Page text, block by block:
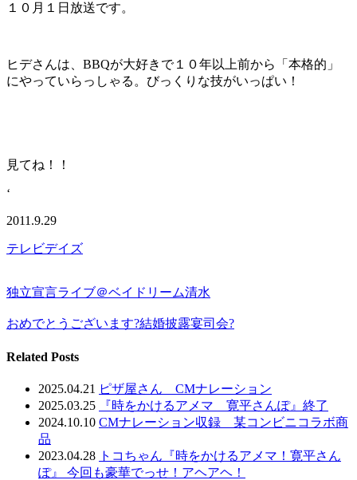
１０月１日放送です。
ヒデさんは、BBQが大好きで１０年以上前から「本格的」
にやっていらっしゃる。びっくりな技がいっぱい！
見てね！！
‘
2011.9.29
テレビデイズ
独立宣言ライブ＠ベイドリーム清水
おめでとうございます?結婚披露宴司会?
Related Posts
2025.04.21 ピザ屋さん CMナレーション
2025.03.25
『時をかけるアメマ 寛平さんぽ』終了
2024.10.10 CMナレーション収録 某コンビニコラボ商
品
2023.04.28 トコちゃん『時をかけるアメマ！寛平さん
ぽ』 今回も豪華でっせ！アヘアヘ！